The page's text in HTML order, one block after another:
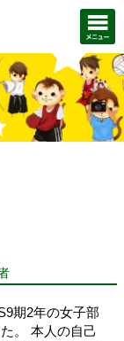
期2年の女子部
。 本人の自己